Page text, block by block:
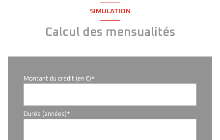
SIMULATION
Calcul des mensualités
Montant du crédit (en €)*
Durée (années)*